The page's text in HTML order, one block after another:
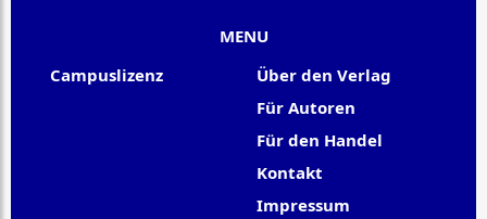
MENU
Campuslizenz
Über den Verlag
Für Autoren
Für den Handel
Kontakt
Impressum